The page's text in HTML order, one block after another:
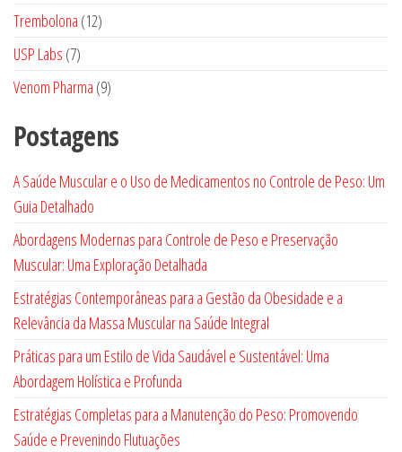
produtos
Trembolona 1212
USP Labs 77
produtos
Venom Pharma 99
Postagens
A Saúde Muscular e o Uso de Medicamentos no Controle de Peso: Um
Guia Detalhado
Abordagens Modernas para Controle de Peso e Preservação
Muscular: Uma Exploração Detalhada
Estratégias Contemporâneas para a Gestão da Obesidade e a
Relevância da Massa Muscular na Saúde Integral
Práticas para um Estilo de Vida Saudável e Sustentável: Uma
Abordagem Holística e Profunda
Estratégias Completas para a Manutenção do Peso: Promovendo
Saúde e Prevenindo Flutuações